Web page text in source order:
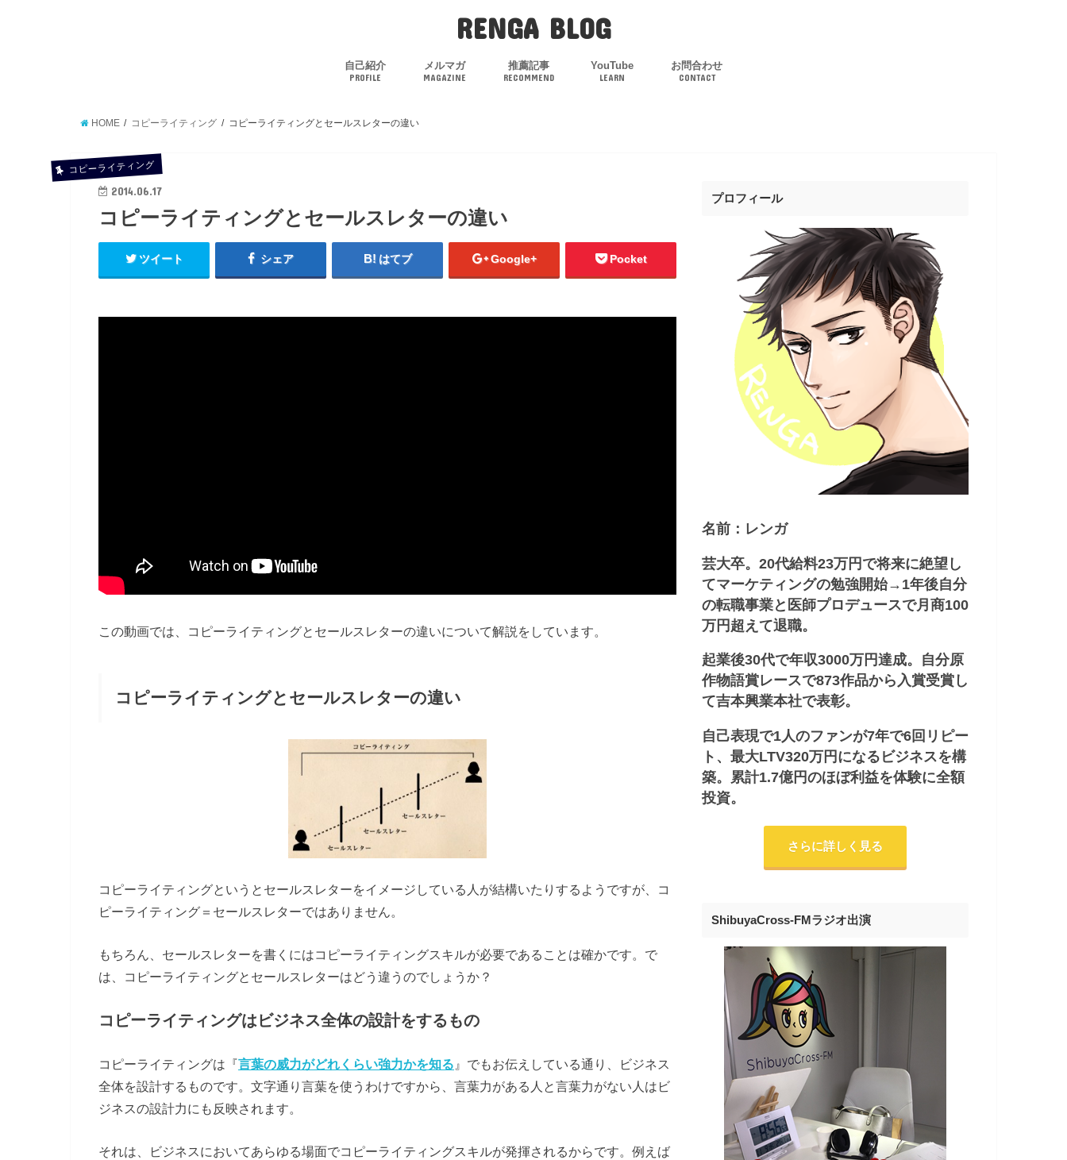
RENGA BLOG
自己紹介
PROFILE
メルマガ
MAGAZINE
推薦記事
RECOMMEND
YouTube
LEARN
お問合わせ
CONTACT
HOME コピーライティング コピーライティングとセールスレターの違い
コピーライティング
2014.06.17
コピーライティングとセールスレターの違い
ツイート シェア はてブ Google+ Pocket
この動画では、コピーライティングとセールスレターの違いについて解説をしています。
コピーライティングとセールスレターの違い
コピーライティングというとセールスレターをイメージしている人が結構いたりするようですが、コ
ピーライティング＝セールスレターではありません。
もちろん、セールスレターを書くにはコピーライティングスキルが必要であることは確かです。で
は、コピーライティングとセールスレターはどう違うのでしょうか？
コピーライティングはビジネス全体の設計をするもの
コピーライティングは『言葉の威力がどれくらい強力かを知る 』でもお伝えしている通り、ビジネス
全体を設計するものです。文字通り言葉を使うわけですから、言葉力がある人と言葉力がない人はビ
ジネスの設計力にも反映されます。
それは、ビジネスにおいてあらゆる場面でコピーライティングスキルが発揮されるからです。例えば
プロフィール
名前：レンガ
芸大卒。20代給料23万円で将来に絶望し
てマーケティングの勉強開始→1年後自分
の転職事業と医師プロデュースで月商100
万円超えて退職。
起業後30代で年収3000万円達成。自分原
作物語賞レースで873作品から入賞受賞し
て吉本興業本社で表彰。
自己表現で1人のファンが7年で6回リピー
ト、最大LTV320万円になるビジネスを構
築。累計1.7億円のほぼ利益を体験に全額
投資。
さらに詳しく見る
ShibuyaCross-FMラジオ出演